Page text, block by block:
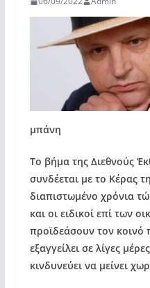
μπάνη
Το βήμα της Διεθνούς
συνδέεται με το Κέρας
διαπιστωμένο χρόνια
και οι ειδικοί επί των
προϊδεάσουν τον κοινό
εξαγγείλει σε λίγες
κινδυνεύει να μείνει